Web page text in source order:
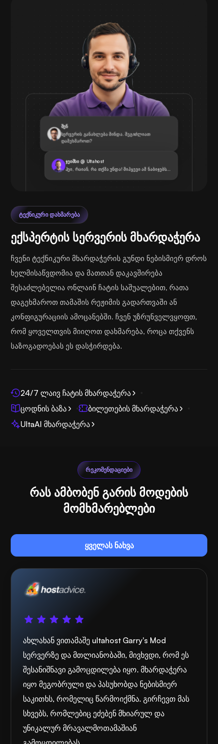
შენ
სერვერის განახლება მინდა. შეგიძლიათ
დამეხმაროთ?
ჯეიმსი @ Ultahost
ჰეი, რაიან, რა თქმა უნდა! მიჰყევი ამ ნაბიჯებს...
ᲢᲔᲥᲜᲘᲙᲣᲠᲘ ᲓᲐᲮᲛᲐᲠᲔᲑᲐ
ექსპერტის სერვერის მხარდაჭერა
ჩვენი ტექნიკური მხარდაჭერის გუნდი ნებისმიერ დროს
ხელმისაწვდომია და მათთან დაკავშირება
შესაძლებელია ონლაინ ჩატის საშუალებით, რათა
დაგეხმაროთ თამაშის რეჟიმის გადართვაში ან
კონფიგურაციის ამოცანებში. ჩვენ უზრუნველვყოფთ,
რომ ყოველთვის მიიღოთ დახმარება, როცა თქვენს
საზოგადოებას ეს დასჭირდება.
24/7 ლაივ ჩატის მხარდაჭერა
ცოდნის ბაზა
ბილეთების მხარდაჭერა
UltaAI მხარდაჭერა
ᲠᲔᲙᲝᲛᲔᲜᲓᲐᲪᲘᲔᲑᲘ
რას ამბობენ გარის მოდების
მომხმარებლები
ყველას ნახვა
ახლახან ვითამაშე ultahost Garry's Mod
სერვერზე და მთლიანობაში, მივხვდი, რომ ეს
შესანიშნავი გამოცდილება იყო. მხარდაჭერა
იყო მეგობრული და პასუხობდა ნებისმიერ
საკითხს, რომელიც წარმოიქმნა. გირჩევთ მას
სხვებს, რომლებიც ეძებენ მხიარულ და
უნიკალურ მრავალმოთამაშიან